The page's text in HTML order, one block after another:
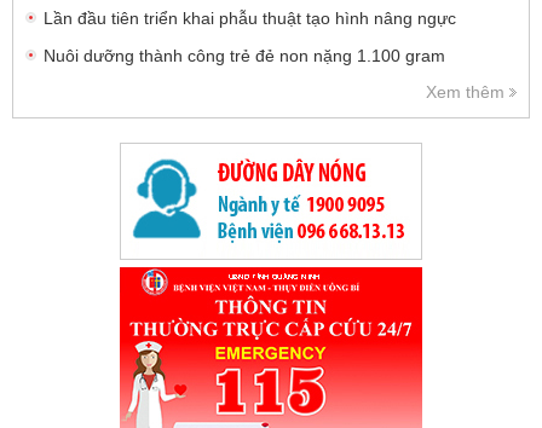
Lần đầu tiên triển khai phẫu thuật tạo hình nâng ngực
Nuôi dưỡng thành công trẻ đẻ non nặng 1.100 gram
Xem thêm